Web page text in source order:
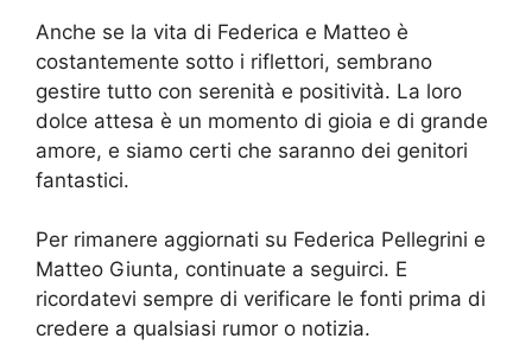
Anche se la vita di Federica e Matteo è
costantemente sotto i riflettori, sembrano
gestire tutto con serenità e positività. La loro
dolce attesa è un momento di gioia e di grande
amore, e siamo certi che saranno dei genitori
fantastici.
Per rimanere aggiornati su Federica Pellegrini e
Matteo Giunta, continuate a seguirci. E
ricordatevi sempre di verificare le fonti prima di
credere a qualsiasi rumor o notizia.